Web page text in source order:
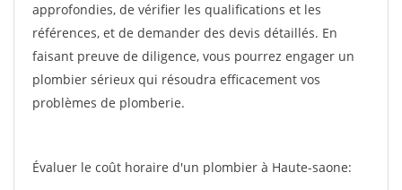
approfondies, de vérifier les qualifications et les
références, et de demander des devis détaillés. En
faisant preuve de diligence, vous pourrez engager un
plombier sérieux qui résoudra efficacement vos
problèmes de plomberie.
Évaluer le coût horaire d'un plombier à Haute-saone: